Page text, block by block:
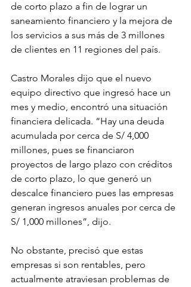
de corto plazo a fin de lograr un
saneamiento financiero y la mejora de
los servicios a sus más de 3 millones
de clientes en 11 regiones del país.
Castro Morales dijo que el nuevo
equipo directivo que ingresó hace un
mes y medio, encontró una situación
financiera delicada. “Hay una deuda
acumulada por cerca de S/ 4,000
millones, pues se financiaron
proyectos de largo plazo con créditos
de corto plazo, lo que generó un
descalce financiero pues las empresas
generan ingresos anuales por cerca de
S/ 1,000 millones”, dijo.
No obstante, precisó que estas
empresas si son rentables, pero
actualmente atraviesan problemas de